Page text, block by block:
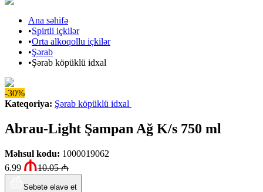
Ana səhifə
•Spirtli içkilər
•Orta alkoqollu içkilər
•Şərab
•Şərab köpüklü idxal
-30%
Kateqoriya: Şərab köpüklü idxal
Abrau-Light Şampan Ağ K/s 750 ml
Məhsul kodu: 1000019062
6.99
10.05₼
Səbətə əlavə et